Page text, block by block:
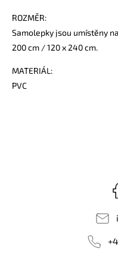
ROZMĚR:
Samolepky jsou umístěny
200 cm / 120 x 240 cm.
MATERIÁL:
PVC